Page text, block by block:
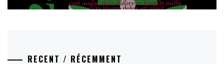
RECENT / RÉCEMMENT